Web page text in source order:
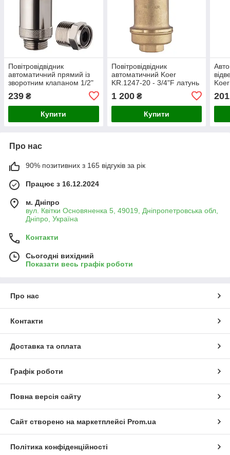
Повітровідвідник
автоматичний прямий із
зворотним клапаном 1/2"
239 ₴
Купити
Повітровідвідник
автоматичний Koer
KR.1247-20 - 3/4"F латунь
1 200₴
Купити
201
Про нас
90% позитивних з 165 відгуків за рік
Працює з 16.12.2024
м. Дніпро
вул. Квітки Основяненка 5, 49019, Дніпропетровська обл,
Дніпро, Україна
Контакти
Сьогодні вихідний
Показати весь графік роботи
Про нас
Контакти
Доставка та оплата
Графік роботи
Повна версія сайту
Сайт створено на маркетплейсі Prom.ua
Політика конфіденційності